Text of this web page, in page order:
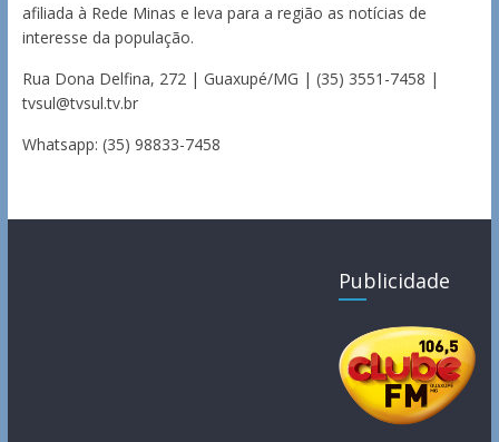
afiliada à Rede Minas e leva para a região as notícias de
interesse da população.
Rua Dona Delfina, 272 | Guaxupé/MG | (35) 3551-7458 |
tvsul@tvsul.tv.br
Whatsapp: (35) 98833-7458
Publicidade